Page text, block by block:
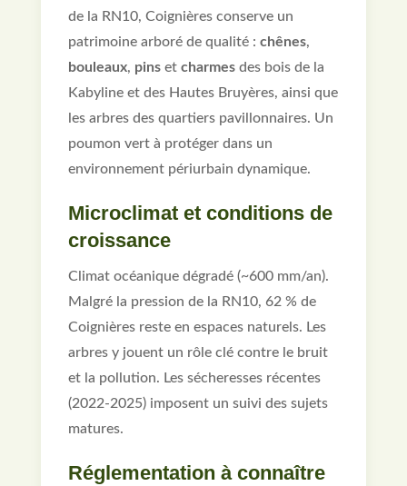
de la RN10, Coignières conserve un
patrimoine arboré de qualité : chênes,
bouleaux, pinset charmesdes bois de la
Kabyline et des Hautes Bruyères, ainsi que
les arbres des quartiers pavillonnaires. Un
poumon vert à protéger dans un
environnement périurbain dynamique.
Microclimat et conditions de
croissance
Climat océanique dégradé (~600 mm/an).
Malgré la pression de la RN10, 62 % de
Coignières reste en espaces naturels. Les
arbres y jouent un rôle clé contre le bruit
et la pollution. Les sécheresses récentes
(2022-2025) imposent un suivi des sujets
matures.
Réglementation à connaître